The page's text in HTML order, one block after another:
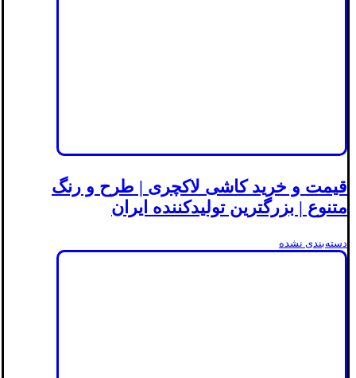
قیمت و خرید کاشی لاکچری | طرح و رنگ
متنوع | بزرگترین تولیدکننده ایران
دسته‌بندی نشده